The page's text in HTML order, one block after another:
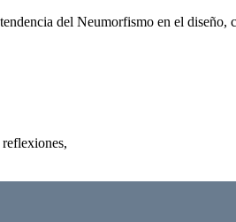
del Neumorfismo en el